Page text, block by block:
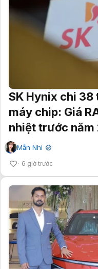
SK Hynix chi 38
máy chip: Giá
nhiệt trước năm
Mẫn Nhi ✔
6 giờ trước